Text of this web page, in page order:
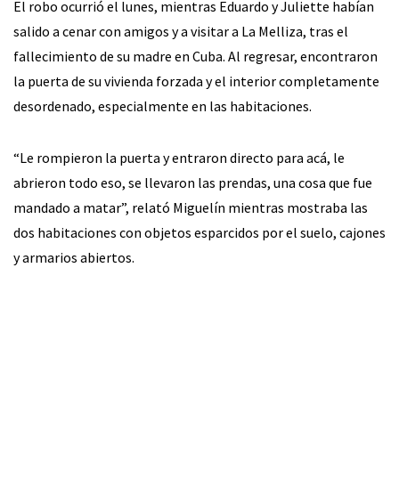
El robo ocurrió el lunes, mientras Eduardo y Juliette habían
salido a cenar con amigos y a visitar a La Melliza, tras el
fallecimiento de su madre en Cuba. Al regresar, encontraron
la puerta de su vivienda forzada y el interior completamente
desordenado, especialmente en las habitaciones.
“Le rompieron la puerta y entraron directo para acá, le
abrieron todo eso, se llevaron las prendas, una cosa que fue
mandado a matar”, relató Miguelín mientras mostraba las
dos habitaciones con objetos esparcidos por el suelo, cajones
y armarios abiertos.